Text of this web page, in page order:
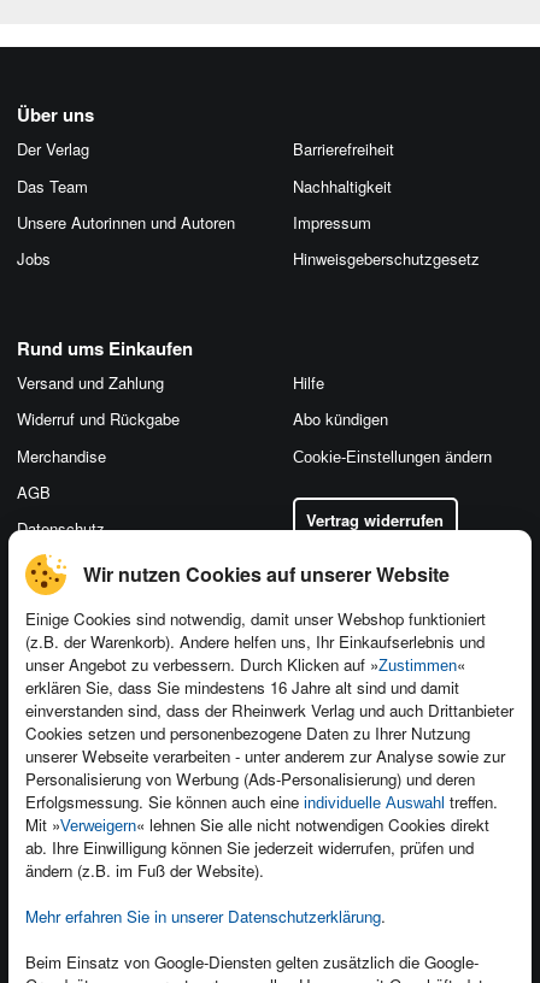
Wir nutzen Cookies auf unserer Website
Einige Cookies sind notwendig, damit unser Webshop funktioniert
(z.B. der Warenkorb). Andere helfen uns, Ihr Einkaufserlebnis und
unser Angebot zu verbessern. Durch Klicken auf »Zustimmen«
erklären Sie, dass Sie mindestens 16 Jahre alt sind und damit
einverstanden sind, dass der Rheinwerk Verlag und auch Drittanbieter
Cookies setzen und personenbezogene Daten zu Ihrer Nutzung
unserer Webseite verarbeiten - unter anderem zur Analyse sowie zur
Personalisierung von Werbung (Ads-Personalisierung) und deren
Erfolgsmessung. Sie können auch eine individuelle Auswahl treffen.
Mit »Verweigern« lehnen Sie alle nicht notwendigen Cookies direkt
ab. Ihre Einwilligung können Sie jederzeit widerrufen, prüfen und
ändern (z.B. im Fuß der Website).
Mehr erfahren Sie in unserer Datenschutzerklärung.
Beim Einsatz von Google-Diensten gelten zusätzlich die Google-
Über uns
Der Verlag
Das Team
Unsere Autorinnen und Autoren
Jobs
Barrierefreiheit
Nachhaltigkeit
Impressum
Hinweis­geber­schutz­gesetz
Kontakt
Newsletter
Für Unternehmen
Presseservice
Dozentenservice
Produktfeedback
Foreign Rights
Ein Buch schreiben
Rund ums Einkaufen
Versand und Zahlung
Widerruf und Rückgabe
Merchandise
AGB
Datenschutz
Hilfe
Abo kündigen
Cookie-Einstellungen ändern
Vertrag widerrufen
Kundenservice
Wir sind gerne für Sie da!